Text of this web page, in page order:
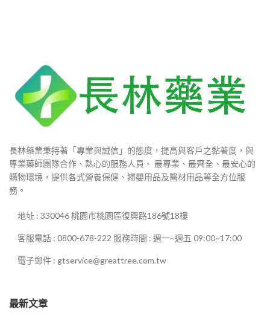
長林藥業秉持著「專業與誠信」的態度，提高與客戶之黏著度，與
專業藥師團隊合作、熱心的服務人員、 最專業、最齊全、最安心的
購物環境，提供各式營養保健、婦嬰用品及醫材用品等全方位服
務。
地址 : 330046 桃園市桃園區復興路186號18樓
客服電話 : 0800-678-222 服務時間 : 週一~週五 09:00~17:00
電子郵件 : gtservice@greattree.com.tw
最新文章